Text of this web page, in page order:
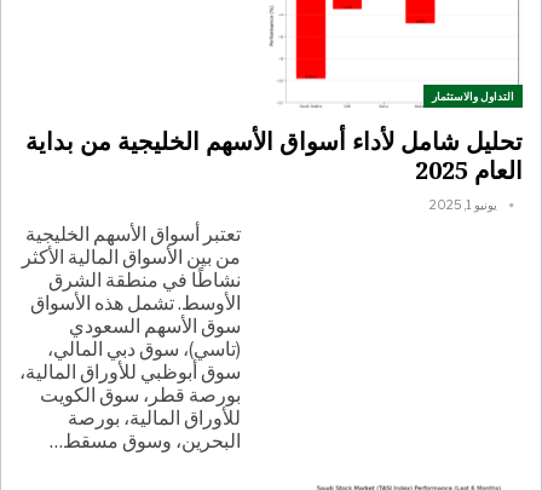
التداول والاستثمار
تحليل شامل لأداء أسواق الأسهم الخليجية من بداية
العام 2025
يونيو 1, 2025
تعتبر أسواق الأسهم الخليجية
من بين الأسواق المالية الأكثر
نشاطًا في منطقة الشرق
الأوسط. تشمل هذه الأسواق
سوق الأسهم السعودي
(تاسي)، سوق دبي المالي،
سوق أبوظبي للأوراق المالية،
بورصة قطر، سوق الكويت
للأوراق المالية، بورصة
البحرين، وسوق مسقط…